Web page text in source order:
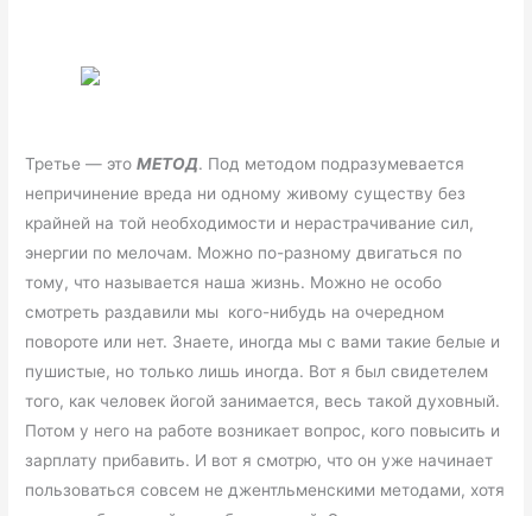
Третье — этоМЕТОД. Под методом подразумевается
непричинение вреда ни одному живому существу без
крайней на той необходимости и нерастрачивание сил,
энергии по мелочам. Можно по-разному двигаться по
тому, что называется наша жизнь. Можно не особо
смотреть раздавили мы кого-нибудь на очередном
повороте или нет. Знаете, иногда мы с вами такие белые и
пушистые, но только лишь иногда. Вот я был свидетелем
того, как человек йогой занимается, весь такой духовный.
Потом у него на работе возникает вопрос, кого повысить и
зарплату прибавить. И вот я смотрю, что он уже начинает
пользоваться совсем не джентльменскими методами, хотя